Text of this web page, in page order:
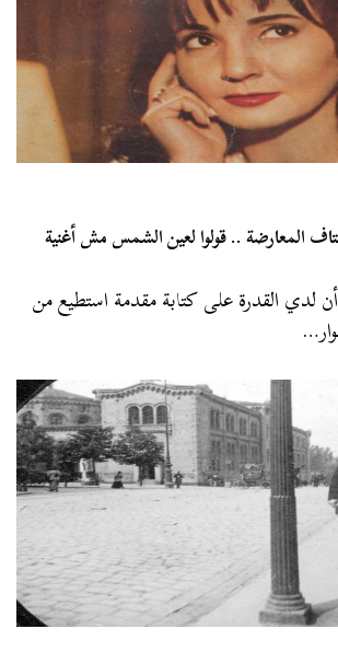
المعارضة .. قولوا لعين الشمس مش أغنية
أن لدي القدرة على كتابة مقدمة استطيع من